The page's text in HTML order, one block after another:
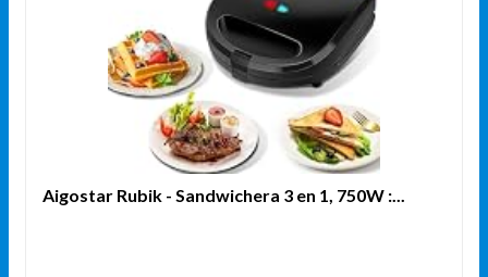
Aigostar Rubik - Sandwichera 3 en 1, 750W :...